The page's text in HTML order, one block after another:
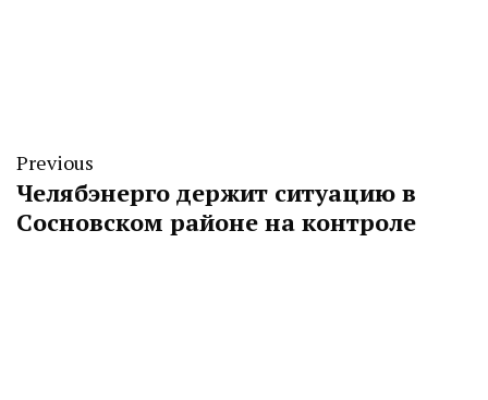
Previous
Челябэнерго держит ситуацию в
Сосновском районе на контроле